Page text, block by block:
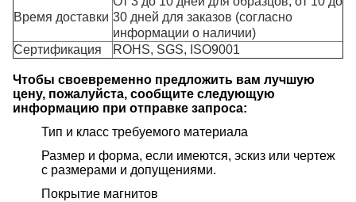
Время доставки 30 дней для заказов (согласно
информации о наличии)
Сертификация
ROHS, SGS, ISO9001
Чтобы своевременно предложить вам лучшую
цену, пожалуйста, сообщите следующую
информацию при отправке запроса:
Тип и класс требуемого материала
Размер и форма, если имеются, эскиз или чертеж
с размерами и допущениями.
Покрытие магнитов